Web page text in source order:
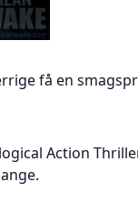
få en
Action